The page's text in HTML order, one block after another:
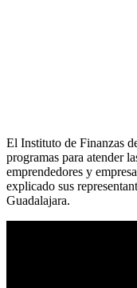
El Instituto de Finanzas
programas para atender
emprendedores y
explicado sus
Guadalajara.